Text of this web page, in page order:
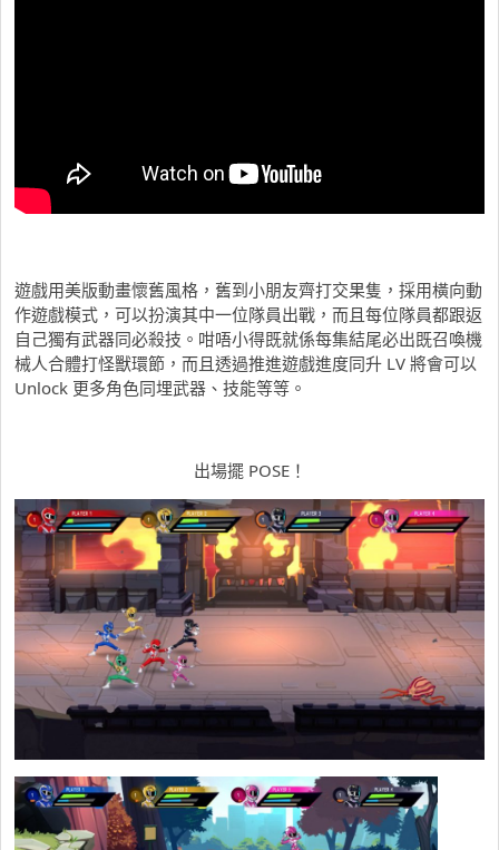
遊戲用美版動畫懷舊風格，舊到小朋友齊打交果隻，採用橫向動
作遊戲模式，可以扮演其中一位隊員出戰，而且每位隊員都跟返
自己獨有武器同必殺技。咁唔小得既就係每集結尾必出既召喚機
械人合體打怪獸環節，而且透過推進遊戲進度同升 LV 將會可以
Unlock 更多角色同埋武器、技能等等。
出場擺 POSE！